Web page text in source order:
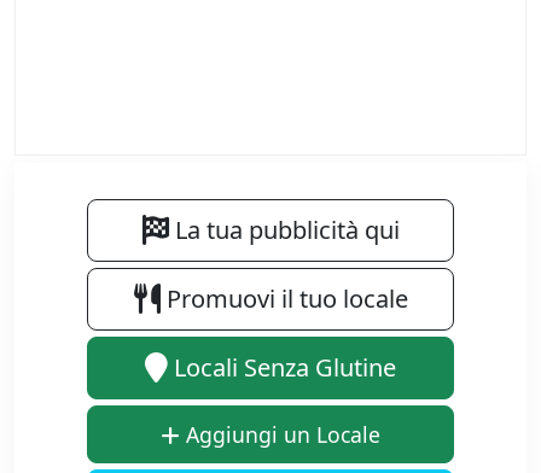
La tua pubblicità qui
Promuovi il tuo locale
Locali Senza Glutine
Aggiungi un Locale